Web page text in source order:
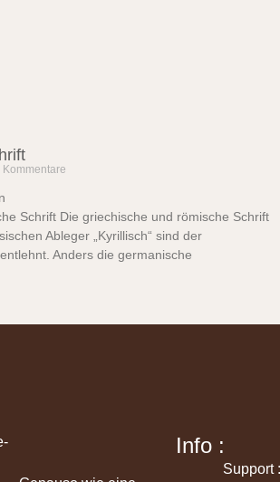
Kommentare
Schrift Die griechische und römische Schrift
Ableger „Kyrillisch“ sind der
Anders die germanische
Info :
Support :